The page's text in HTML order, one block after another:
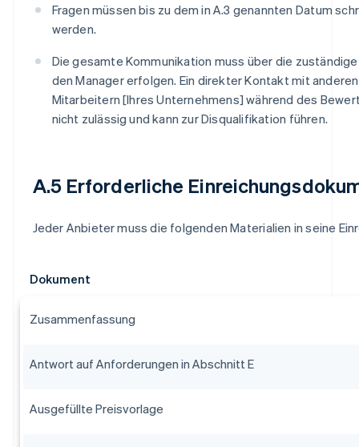
Fragen müssen bis zu dem in A.3 genannten Datum
werden.
Die gesamte Kommunikation muss über die zuständige
den Manager erfolgen. Ein direkter Kontakt mit
Mitarbeitern [Ihres Unternehmens] während des
nicht zulässig und kann zur Disqualifikation führen.
A.5 Erforderliche
Jeder Anbieter muss die folgenden Materialien in seine
Dokument
Zusammenfassung
Antwort auf Anforderungen in Abschnitt E
Ausgefüllte Preisvorlage